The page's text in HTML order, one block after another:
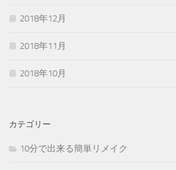
2018年12月
2018年11月
2018年10月
カテゴリー
10分で出来る簡単リメイク